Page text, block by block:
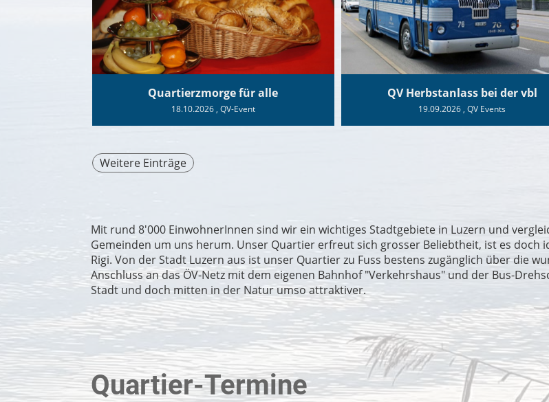
Quartierzmorge für alle
18.10.2026, QV-Event
QV Herbstanlass bei der vbl
19.09.2026 , QV Events
Weitere Einträge
Mit rund 8'000 EinwohnerInnen sind wir ein wichtiges Stadtgebiete in Luzern und
Gemeinden um uns herum. Unser Quartier erfreut sich grosser Beliebtheit, ist es doch
Rigi. Von der Stadt Luzern aus ist unser Quartier zu Fuss bestens zugänglich über die
Anschluss an das ÖV-Netz mit dem eigenen Bahnhof "Verkehrshaus" und der Bus-
Stadt und doch mitten in der Natur umso attraktiver.
Quartier-Termine